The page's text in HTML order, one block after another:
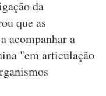
da
que as
acompanhar a
"em articulação